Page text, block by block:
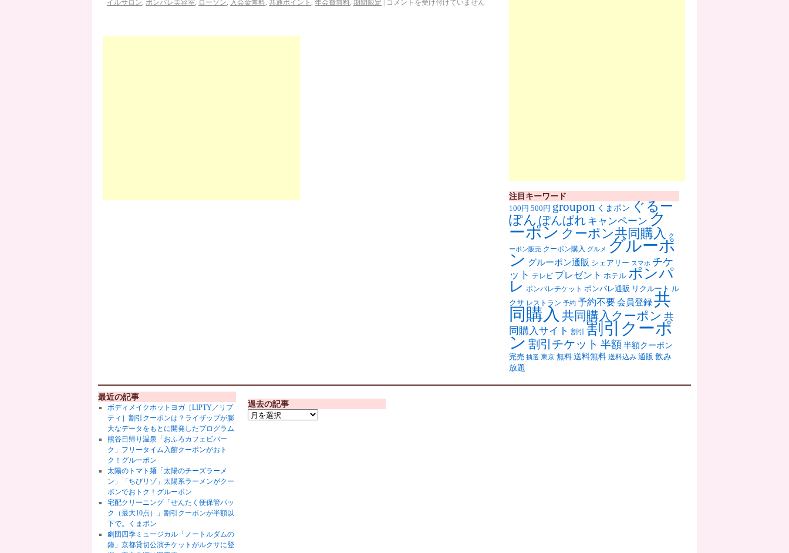
イルサロン, ポンパレ美容室, ローソン, 入会金無料, 共通ポイント , 年会費無料, 期間限定 コメントを受け付けていません
注目キーワード
100円 500円 groupon くまポン ぐるー
ぽん ぽんぱれ キャンペーン ク
ーポン クーポン共同購入 ク
ーポン販売 クーポン購入 グルメ グルーポ
ン グルーポン通販 シェアリー スマホ チケ
ット テレビ プレゼント ホテル ポンパ
レ ポンパレチケット ポンパレ通販 リクルート ル
クサ レストラン 予約 予約不要会員登録共
同購入 共同購入クーポン 共
同購入サイト 割引 割引クーポ
ン 割引チケット 半額 半額クーポン
完売 抽選 東京 無料 送料無料 送料込み 通販 飲み
放題
最近の記事
ボディメイクホットヨガ［LIPTY／リプ
ティ］割引クーポンは？ライザップが膨
大なデータをもとに開発したプログラム
熊谷日帰り温泉「おふろカフェビバー
ク」フリータイム入館クーポンがおト
ク！グルーポン
太陽のトマト麺「太陽のチーズラーメ
ン」「ちびリゾ」太陽系ラーメンがクー
ポンでおトク！グルーポン
宅配クリーニング「せんたく便保管パッ
ク（最大10点）」割引クーポンが半額以
下で。くまポン
劇団四季ミュージカル「ノートルダムの
鐘」京都貸切公演チケットがルクサに登
過去の記事